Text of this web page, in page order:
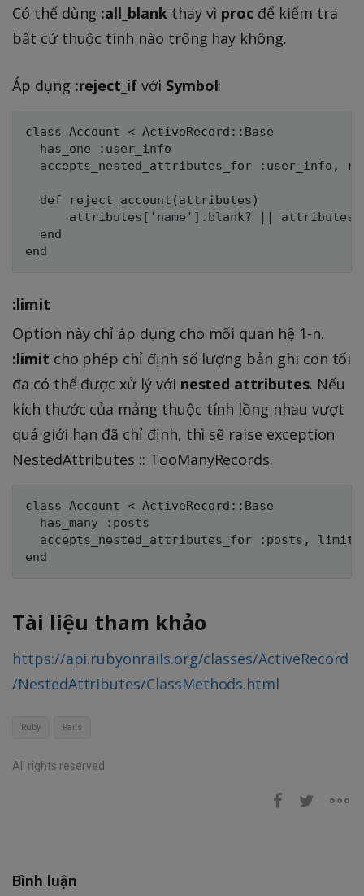
Có thể dùng :all_blank thay vì proc để kiểm tra
bất cứ thuộc tính nào trống hay không.
Áp dụng :reject_if với Symbol:
class Account < ActiveRecord::Base
  has_one :user_info
accepts_nested_attributes_for :user_info,
  def reject_account(attributes)
attributes['name'].blank? ||
  end
:limit
Option này chỉ áp dụng cho mối quan hệ 1-n.
:limit cho phép chỉ định số lượng bản ghi con tối
đa có thể được xử lý với nested attributes. Nếu
kích thước của mảng thuộc tính lồng nhau vượt
quá giới hạn đã chỉ định, thì sẽ raise exception
NestedAttributes :: TooManyRecords.
class Account < ActiveRecord::Base
  has_many :posts
accepts_nested_attributes_for :posts,
Tài liệu tham khảo
https://api.rubyonrails.org/classes/ActiveRecord
/NestedAttributes/ClassMethods.html
Ruby Rails
All rights reserved
Bình luận